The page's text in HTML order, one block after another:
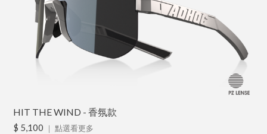
HIT THE WIND - 香氛款
$ 5,100 ｜ 點選看更多